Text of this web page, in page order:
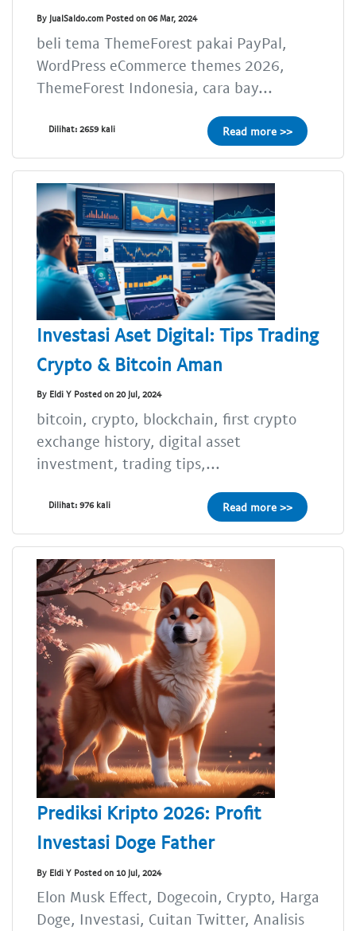
By JualSaldo.com Posted on 06 Mar, 2024
beli tema ThemeForest pakai PayPal,
WordPress eCommerce themes 2026,
ThemeForest Indonesia, cara bay...
Dilihat: 2659 kali Read more >>
Investasi Aset Digital: Tips Trading
Crypto & Bitcoin Aman
By Eldi Y Posted on 20 Jul, 2024
bitcoin, crypto, blockchain, first crypto
exchange history, digital asset
investment, trading tips,...
Dilihat: 976 kali Read more >>
Prediksi Kripto 2026: Profit
Investasi Doge Father
By Eldi Y Posted on 10 Jul, 2024
Elon Musk Effect, Dogecoin, Crypto, Harga
Doge, Investasi, Cuitan Twitter, Analisis